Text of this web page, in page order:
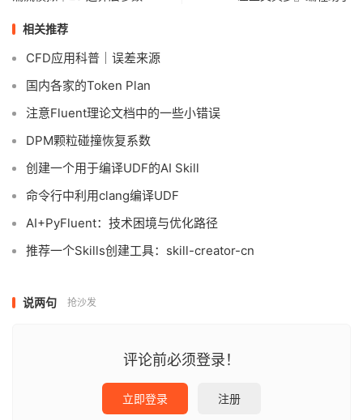
相关推荐
CFD应用科普｜误差来源
国内各家的Token Plan
注意Fluent理论文档中的一些小错误
DPM颗粒碰撞恢复系数
创建一个用于编译UDF的AI Skill
命令行中利用clang编译UDF
AI+PyFluent：技术困境与优化路径
推荐一个Skills创建工具：skill-creator-cn
说两句 抢沙发
评论前必须登录！
立即登录 注册